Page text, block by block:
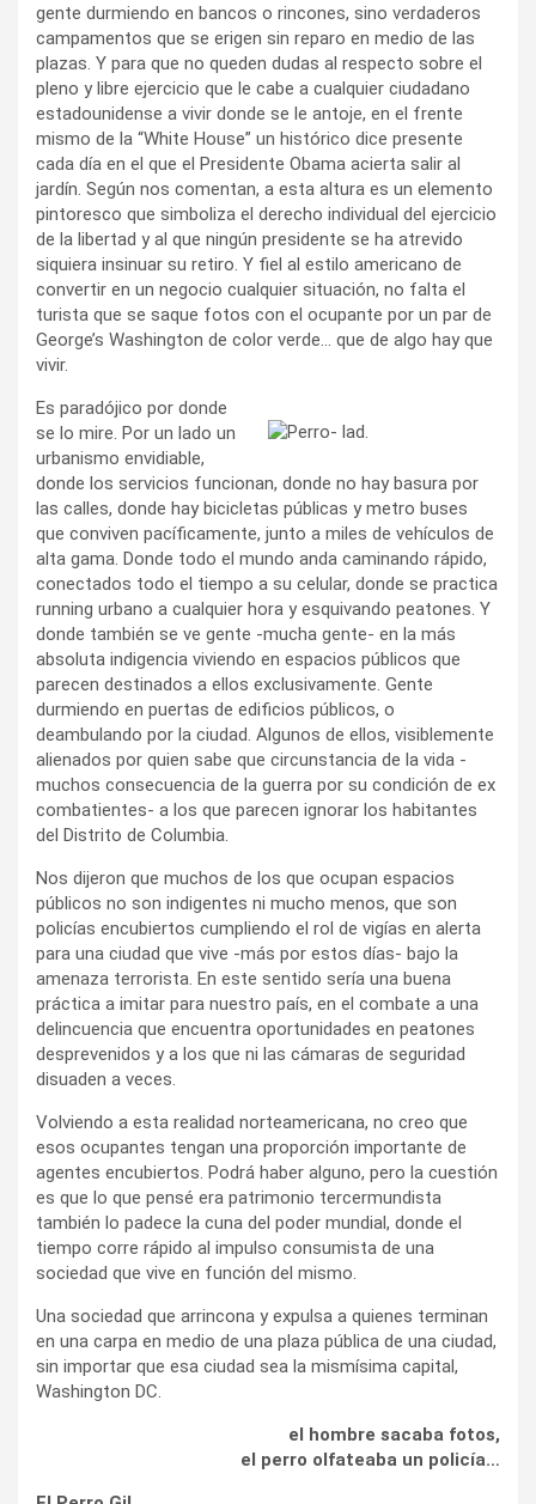
gente durmiendo en bancos o rincones, sino verdaderos
campamentos que se erigen sin reparo en medio de las
plazas. Y para que no queden dudas al respecto sobre el
pleno y libre ejercicio que le cabe a cualquier ciudadano
estadounidense a vivir donde se le antoje, en el frente
mismo de la “White House” un histórico dice presente
cada día en el que el Presidente Obama acierta salir al
jardín. Según nos comentan, a esta altura es un elemento
pintoresco que simboliza el derecho individual del ejercicio
de la libertad y al que ningún presidente se ha atrevido
siquiera insinuar su retiro. Y fiel al estilo americano de
convertir en un negocio cualquier situación, no falta el
turista que se saque fotos con el ocupante por un par de
George’s Washington de color verde… que de algo hay que
vivir.
Es paradójico por donde
se lo mire. Por un lado un
urbanismo envidiable,
donde los servicios funcionan, donde no hay basura por
las calles, donde hay bicicletas públicas y metro buses
que conviven pacíficamente, junto a miles de vehículos de
alta gama. Donde todo el mundo anda caminando rápido,
conectados todo el tiempo a su celular, donde se practica
running urbano a cualquier hora y esquivando peatones. Y
donde también se ve gente -mucha gente- en la más
absoluta indigencia viviendo en espacios públicos que
parecen destinados a ellos exclusivamente. Gente
durmiendo en puertas de edificios públicos, o
deambulando por la ciudad. Algunos de ellos, visiblemente
alienados por quien sabe que circunstancia de la vida -
muchos consecuencia de la guerra por su condición de ex
combatientes- a los que parecen ignorar los habitantes
del Distrito de Columbia.
Nos dijeron que muchos de los que ocupan espacios
públicos no son indigentes ni mucho menos, que son
policías encubiertos cumpliendo el rol de vigías en alerta
para una ciudad que vive -más por estos días- bajo la
amenaza terrorista. En este sentido sería una buena
práctica a imitar para nuestro país, en el combate a una
delincuencia que encuentra oportunidades en peatones
desprevenidos y a los que ni las cámaras de seguridad
disuaden a veces.
Volviendo a esta realidad norteamericana, no creo que
esos ocupantes tengan una proporción importante de
agentes encubiertos. Podrá haber alguno, pero la cuestión
es que lo que pensé era patrimonio tercermundista
también lo padece la cuna del poder mundial, donde el
tiempo corre rápido al impulso consumista de una
sociedad que vive en función del mismo.
Una sociedad que arrincona y expulsa a quienes terminan
en una carpa en medio de una plaza pública de una ciudad,
sin importar que esa ciudad sea la mismísima capital,
Washington DC.
el hombre sacaba fotos,
el perro olfateaba un policía…